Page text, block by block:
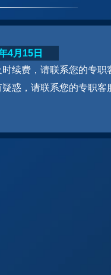
续费，请联系您的专职
惑，请联系您的专职客
4月15日